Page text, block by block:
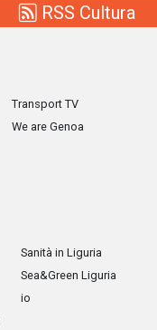
RSS Cultura
Transport TV
We are Genoa
Sanità in Liguria
Sea&Green Liguria
io